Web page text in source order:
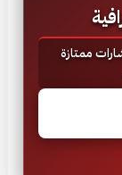
ممتازة